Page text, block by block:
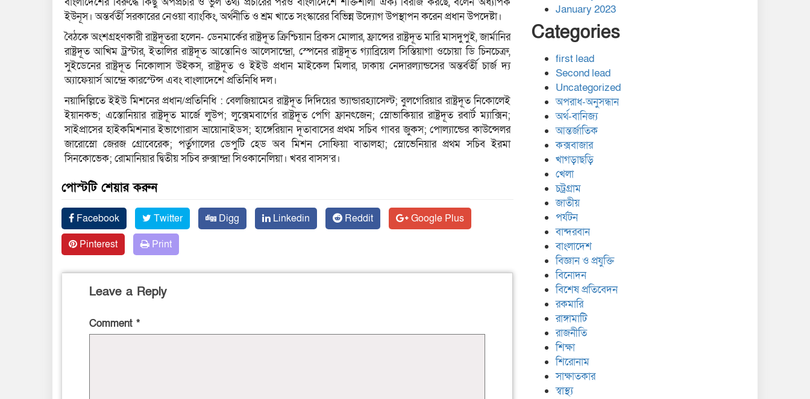
ইউনূস। অন্তর্বর্তী সরকারের নেওয়া ব্যাংকিং, অর্থনীতি ও শ্রম খাতে সংস্কারের বিভিন্ন উদ্যোগ উপস্থাপন করেন প্রধান উপদেষ্টা।
বৈঠকে অংশগ্রহণকারী রাষ্ট্রদূতরা হলেন- ডেনমার্কের রাষ্ট্রদূত ক্রিশ্চিয়ান ব্রিকস মোলার, ফ্রান্সের রাষ্ট্রদূত মারি মাসদুপুই, জার্মানির
রাষ্ট্রদূত আখিম ট্রস্টার, ইতালির রাষ্ট্রদূত আন্তোনিও আলেসান্দ্রো, স্পেনের রাষ্ট্রদূত গ্যাব্রিয়েল সিস্তিয়াগা ওচোয়া ডি চিনচেত্রু,
সুইডেনের রাষ্ট্রদূত নিকোলাস উইকস, রাষ্ট্রদূত ও ইইউ প্রধান মাইকেল মিলার, ঢাকায় নেদারল্যান্ডসের অন্তর্বর্তী চার্জ দ্য
অ্যাফেয়ার্স আন্দ্রে কারস্টেন্স এবং বাংলাদেশে প্রতিনিধি দল।
নয়াদিল্লিতে ইইউ মিশনের প্রধান/প্রতিনিধি : বেলজিয়ামের রাষ্ট্রদূত দিদিয়ের ভ্যান্ডারহ্যাসেল্ট; বুলগেরিয়ার রাষ্ট্রদূত নিকোলেই
ইয়ানকভ; এস্তোনিয়ার রাষ্ট্রদূত মার্জে লুউপ; লুক্সেমবার্গের রাষ্ট্রদূত পেগি ফ্রানৎজেন; স্লোভাকিয়ার রাষ্ট্রদূত রবার্ট ম্যাক্সিন;
সাইপ্রাসের হাইকমিশনার ইভাগোরাস ভ্রায়োনাইডস; হাঙ্গেরিয়ান দূতাবাসের প্রথম সচিব গাবর জুকস; পোল্যান্ডের কাউন্সেলর
জারোস্লো জেরজ গ্রোবেরেক; পর্তুগালের ডেপুটি হেড অব মিশন সোফিয়া বাতালহা; স্লোভেনিয়ার প্রথম সচিব ইরমা
সিনকোভেক; রোমানিয়ার দ্বিতীয় সচিব রুক্সান্দ্রা সিওকানেলিয়া। খবর বাসস’র।
পোস্টটি শেয়ার করুন
Facebook Twitter Digg Linkedin Reddit
Google Plus
Pinterest
Print
Leave a Reply
Comment *
January 2023
Categories
first lead
Second lead
Uncategorized
অপরাধ-অনুসন্ধান
অর্থ-বানিজ্য
আন্তর্জাতিক
কক্সবাজার
খাগড়াছড়ি
খেলা
চট্রগ্রাম
জাতীয়
পর্যটন
বান্দরবান
বাংলাদেশ
বিজ্ঞান ও প্রযুক্তি
বিনোদন
বিশেষ প্রতিবেদন
রকমারি
রাঙ্গামাটি
রাজনীতি
শিক্ষা
শিরোনাম
সাক্ষাতকার
স্বাস্থ্য